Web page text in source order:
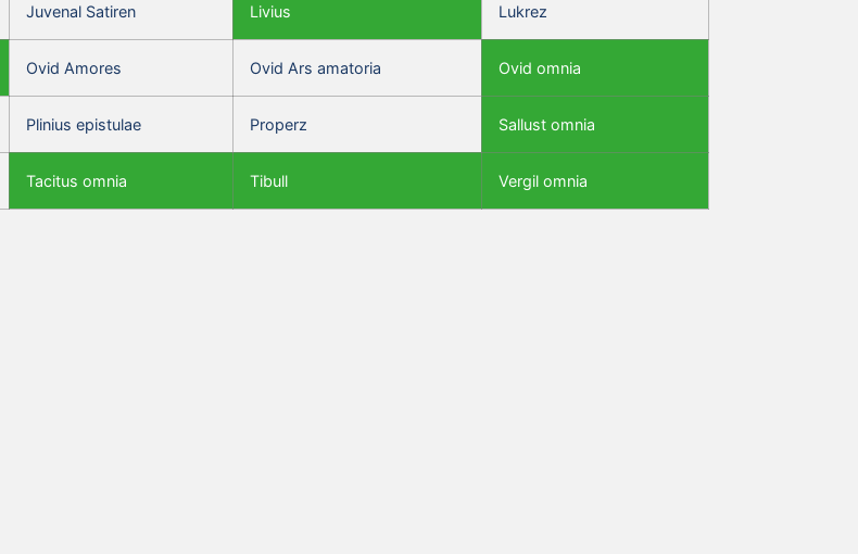
Juvenal Satiren Livius Lukrez
Ovid Amores Ovid Ars amatoria Ovid omnia
Plinius epistulae Properz Sallust omnia
Tacitus omnia Tibull Vergil omnia